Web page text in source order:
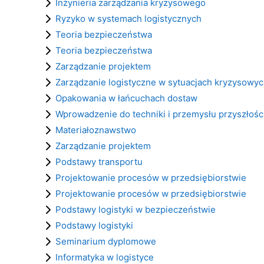
Inżynieria zarządzania kryzysowego
Ryzyko w systemach logistycznych
Teoria bezpieczeństwa
Teoria bezpieczeństwa
Zarządzanie projektem
Zarządzanie logistyczne w sytuacjach
Opakowania w łańcuchach dostaw
Wprowadzenie do techniki i przemysłu
Materiałoznawstwo
Zarządzanie projektem
Podstawy transportu
Projektowanie procesów w przedsiębiorstwie
Projektowanie procesów w przedsiębiorstwie
Podstawy logistyki w bezpieczeństwie
Podstawy logistyki
Seminarium dyplomowe
Informatyka w logistyce